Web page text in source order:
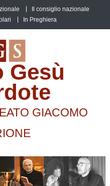
Il consiglio nazionale
In Preghiera
Gesù
GIACOMO